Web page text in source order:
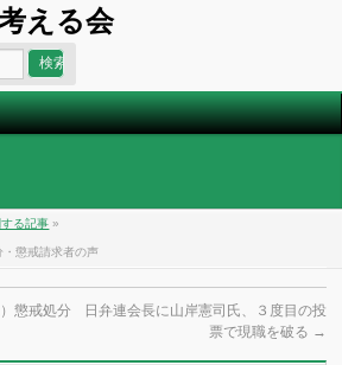
える会
る記事 »
懲戒請求者の声
懲戒処分
日弁連会長に山岸憲司氏、３度目の投
票で現職を破る →